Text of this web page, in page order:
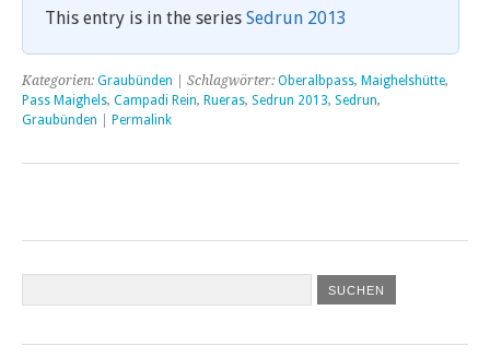
This entry is in the series Sedrun 2013
Kategorien: Graubünden | Schlagwörter: Oberalbpass, Maighelshütte,
Pass Maighels, Campadi Rein, Rueras, Sedrun 2013, Sedrun,
Graubünden
Permalink